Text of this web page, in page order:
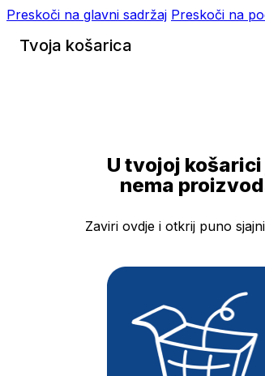
Preskoči na glavni sadržaj Preskoči na
Tvoja košarica
U tvojoj
nema
Zaviri ovdje i otkrij puno